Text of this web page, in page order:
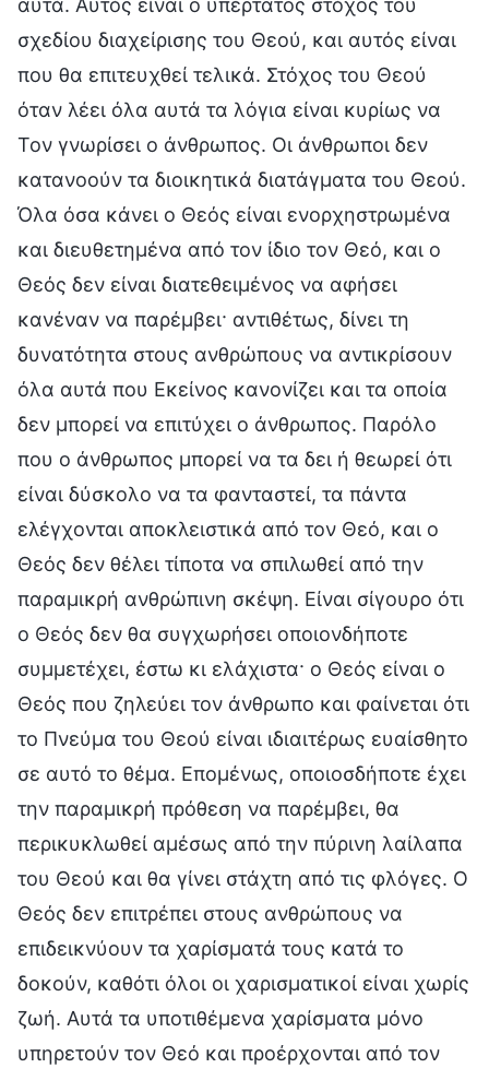
σχεδίου διαχείρισης του Θεού, και αυτός είναι
που θα επιτευχθεί τελικά. Στόχος του Θεού
όταν λέει όλα αυτά τα λόγια είναι κυρίως να
Τον γνωρίσει ο άνθρωπος. Οι άνθρωποι δεν
κατανοούν τα διοικητικά διατάγματα του Θεού.
Όλα όσα κάνει ο Θεός είναι ενορχηστρωμένα
και διευθετημένα από τον ίδιο τον Θεό, και ο
Θεός δεν είναι διατεθειμένος να αφήσει
κανέναν να παρέμβει· αντιθέτως, δίνει τη
δυνατότητα στους ανθρώπους να αντικρίσουν
όλα αυτά που Εκείνος κανονίζει και τα οποία
δεν μπορεί να επιτύχει ο άνθρωπος. Παρόλο
που ο άνθρωπος μπορεί να τα δει ή θεωρεί ότι
είναι δύσκολο να τα φανταστεί, τα πάντα
ελέγχονται αποκλειστικά από τον Θεό, και ο
Θεός δεν θέλει τίποτα να σπιλωθεί από την
παραμικρή ανθρώπινη σκέψη. Είναι σίγουρο ότι
ο Θεός δεν θα συγχωρήσει οποιονδήποτε
συμμετέχει, έστω κι ελάχιστα· ο Θεός είναι ο
Θεός που ζηλεύει τον άνθρωπο και φαίνεται ότι
το Πνεύμα του Θεού είναι ιδιαιτέρως ευαίσθητο
σε αυτό το θέμα. Επομένως, οποιοσδήποτε έχει
την παραμικρή πρόθεση να παρέμβει, θα
περικυκλωθεί αμέσως από την πύρινη λαίλαπα
του Θεού και θα γίνει στάχτη από τις φλόγες. Ο
Θεός δεν επιτρέπει στους ανθρώπους να
επιδεικνύουν τα χαρίσματά τους κατά το
δοκούν, καθότι όλοι οι χαρισματικοί είναι χωρίς
ζωή. Αυτά τα υποτιθέμενα χαρίσματα μόνο
υπηρετούν τον Θεό και προέρχονται από τον